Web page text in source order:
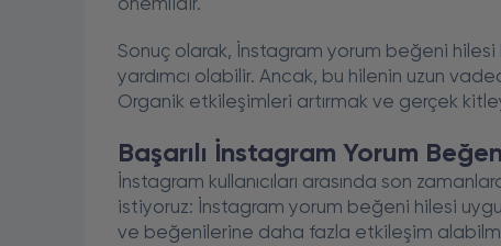
önemlidir.
Sonuç olarak, İnstagram yorum beğeni
yardımcı olabilir. Ancak, bu hilenin uzun
Organik etkileşimleri artırmak ve gerçek
Başarılı İnstagram Yorum
İnstagram kullanıcıları arasında son
istiyoruz: İnstagram yorum beğeni hilesi
ve beğenilerine daha fazla etkileşim